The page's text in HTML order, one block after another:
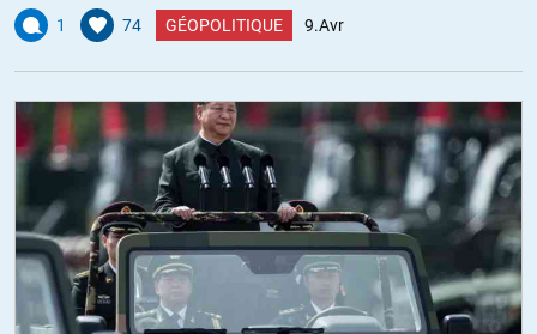
1 74 GÉOPOLITIQUE 9.Avr